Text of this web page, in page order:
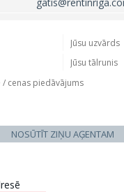
NOSŪTĪT ZIŅU AĢENTAM